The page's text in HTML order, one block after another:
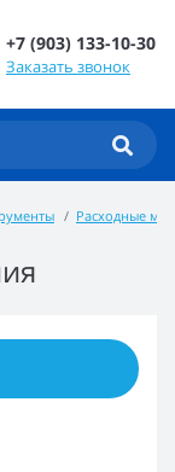
+7 (903) 133-10-30
Заказать звонок
Расходные